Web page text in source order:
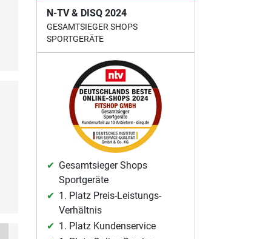
N-TV & DISQ 2024
GESAMTSIEGER SHOPS
SPORTGERÄTE
Gesamtsieger Shops
Sportgeräte
1. Platz Preis-Leistungs-
Verhältnis
1. Platz Kundenservice